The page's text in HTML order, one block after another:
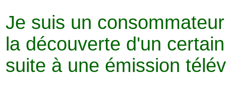
Je suis un
la découverte d'un
suite à une émission